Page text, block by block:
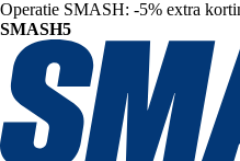
Operatie SMASH: -5% extra
SMASH5